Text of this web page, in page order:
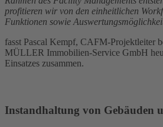
profitieren wir von den einheitlichen
Funktionen sowie
fasst Pascal Kempf, CAFM-Projektleiter
MÜLLER Immobilien-Service GmbH
Einsatzes zusammen.
Instandhaltung von Gebäuden